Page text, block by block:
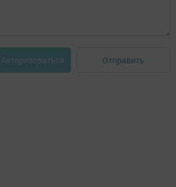
Авторизоваться Отправить